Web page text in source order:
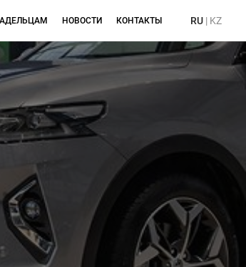
НОВОСТИ КОНТАКТЫ RU | KZ